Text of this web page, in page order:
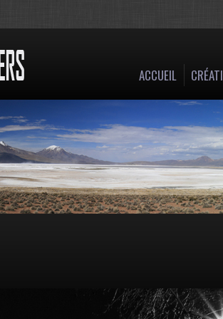
ACCUEIL